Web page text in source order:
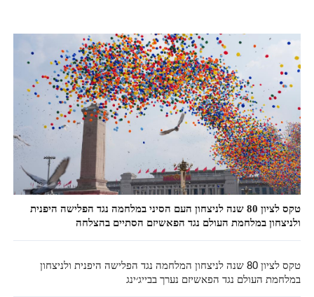
טקס לציון 80 שנה לניצחון העם הסיני במלחמה נגד הפלישה היפנית
ולניצחון במלחמת העולם נגד הפאשיזם הסתיים בהצלחה
טקס לציון 80 שנה לניצחון המלחמה נגד הפלישה היפנית ולניצחון
במלחמת העולם נגד הפאשיזם נערך בבייג׳ינג